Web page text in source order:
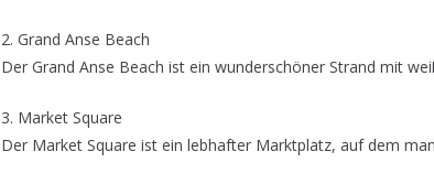
2. Grand Anse Beach
Der Grand Anse Beach ist ein wunderschöner Strand mit
3. Market Square
Der Market Square ist ein lebhafter Marktplatz, auf dem